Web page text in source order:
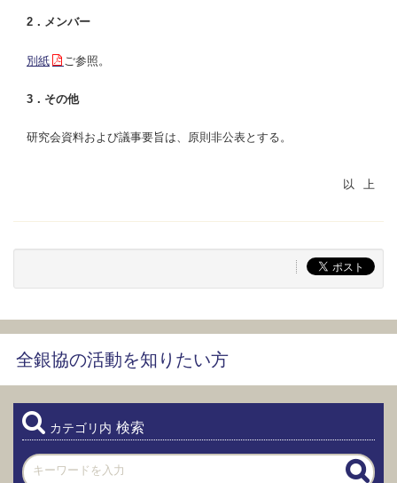
2．メンバー
別紙 ご参照。
3．その他
研究会資料および議事要旨は、原則非公表とする。
全銀協の活動を知りたい方
カテゴリ内 検索